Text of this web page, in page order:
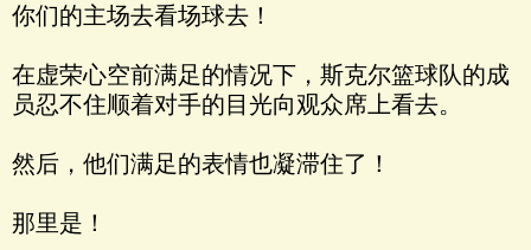
你们的主场去看场球去！
在虚荣心空前满足的情况下，斯克尔篮球队的成
员忍不住顺着对手的目光向观众席上看去。
然后，他们满足的表情也凝滞住了！
那里是！